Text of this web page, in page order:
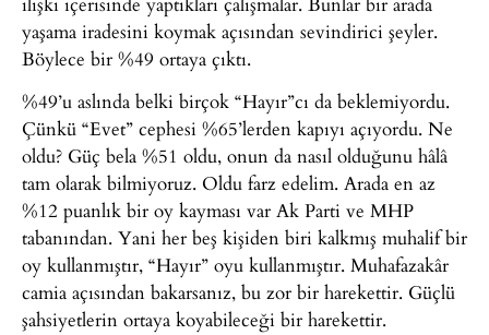
yaşama iradesini koymak açısından sevindirici şeyler.
Böylece bir %49 ortaya çıktı.
%49’u aslında belki birçok “Hayır”cı da beklemiyordu.
Çünkü “Evet” cephesi %65’lerden kapıyı açıyordu. Ne
oldu? Güç bela %51 oldu, onun da nasıl olduğunu hâlâ
tam olarak bilmiyoruz. Oldu farz edelim. Arada en az
%12 puanlık bir oy kayması var Ak Parti ve MHP
tabanından. Yani her beş kişiden biri kalkmış muhalif bir
oy kullanmıştır, “Hayır” oyu kullanmıştır. Muhafazakâr
camia açısından bakarsanız, bu zor bir harekettir. Güçlü
şahsiyetlerin ortaya koyabileceği bir harekettir.